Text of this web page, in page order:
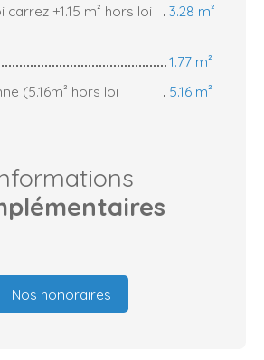
carrez +1.15 m² hors loi
3.28 m²
1.77 m²
(5.16m² hors loi
5.16 m²
Nos honoraires